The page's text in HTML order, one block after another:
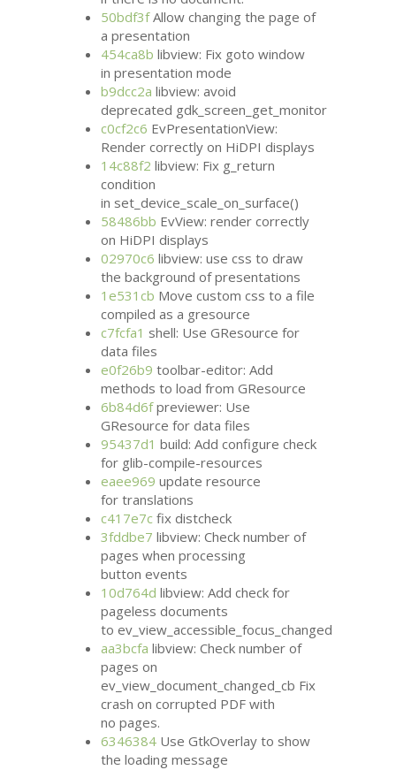
50bdf3fAllow changing the page of
a presentation
454ca8b libview: Fix goto window
in presentation mode
b9dcc2a libview: avoid
deprecated gdk_screen_get_monitor
c0cf2c6 EvPresentationView:
Render correctly on HiDPI displays
14c88f2 libview: Fix g_return
condition
in set_device_scale_on_surface()
58486bb EvView: render correctly
on HiDPI displays
02970c6 libview: use css to draw
the background of presentations
1e531cb Move custom css to a file
compiled as a gresource
c7fcfa1 shell: Use GResource for
data files
e0f26b9 toolbar-editor: Add
methods to load from GResource
6b84d6fpreviewer: Use
GResource for data files
95437d1 build: Add configure check
for glib-compile-resources
eaee969 update resource
for translations
c417e7c fix distcheck
3fddbe7 libview: Check number of
pages when processing
button events
10d764d libview: Add check for
pageless documents
to ev_view_accessible_focus_changed
aa3bcfa libview: Check number of
pages on
ev_view_document_changed_cb Fix
crash on corrupted PDF with
no pages.
6346384 Use GtkOverlay to show
the loading message